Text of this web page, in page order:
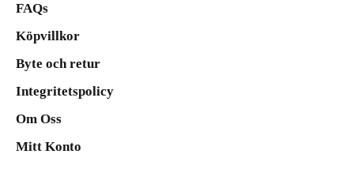
FAQs
Köpvillkor
Byte och retur
Integritetspolicy
Om Oss
Mitt Konto